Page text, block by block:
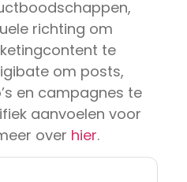
richting om
te
om posts,
en campagnes te
aanvoelen voor
over hier.